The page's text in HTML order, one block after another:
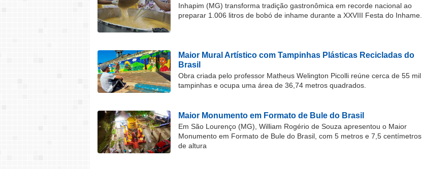
Inhapim (MG) transforma tradição gastronômica em recorde nacional ao
preparar 1.006 litros de bobó de inhame durante a XXVIII Festa do Inhame.
Maior Mural Artístico com Tampinhas Plásticas Recicladas do
Brasil
Obra criada pelo professor Matheus Welington Picolli reúne cerca de 55 mil
tampinhas e ocupa uma área de 36,74 metros quadrados.
Maior Monumento em Formato de Bule do Brasil
Em São Lourenço (MG), William Rogério de Souza apresentou o Maior
Monumento em Formato de Bule do Brasil, com 5 metros e 7,5 centímetros
de altura